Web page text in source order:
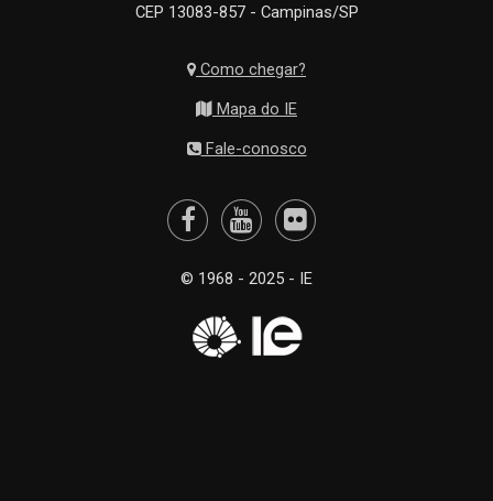
CEP 13083-857 - Campinas/SP
Como chegar?
Mapa do IE
Fale-conosco
© 1968 - 2025 - IE